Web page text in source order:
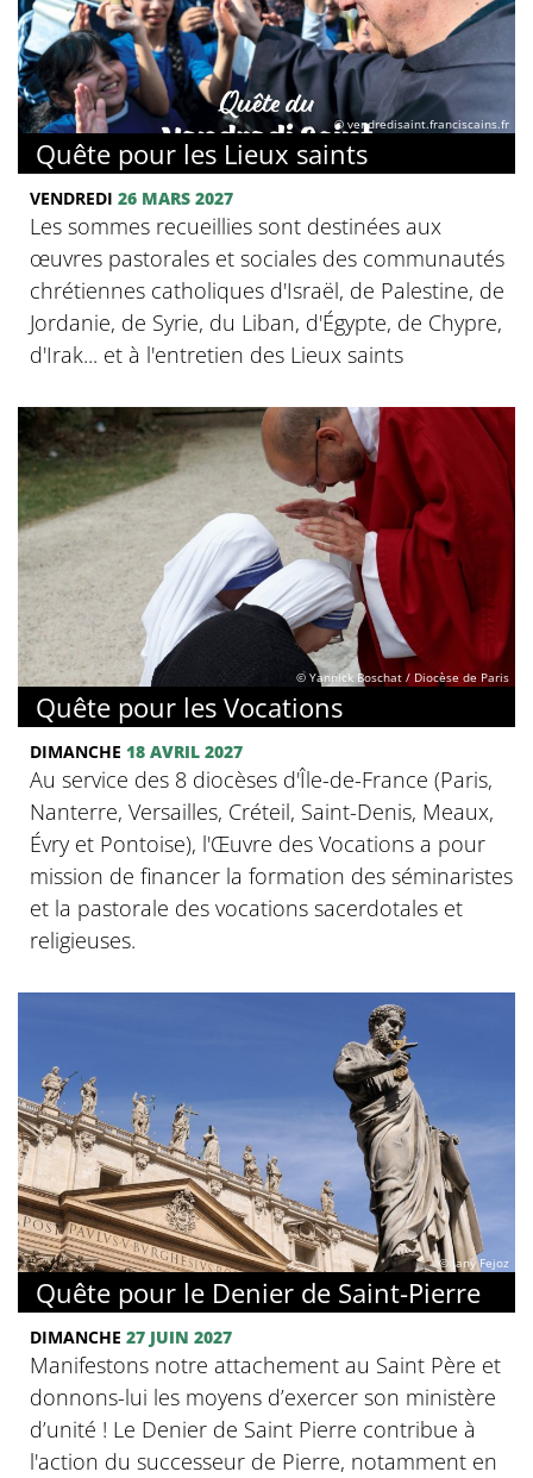
© vendredisaint.franciscains.fr
Quête pour les Lieux saints
VENDREDI 26 MARS 2027
Les sommes recueillies sont destinées aux
œuvres pastorales et sociales des communautés
chrétiennes catholiques d'Israël, de Palestine, de
Jordanie, de Syrie, du Liban, d'Égypte, de Chypre,
d'Irak... et à l'entretien des Lieux saints
© Yannick Boschat / Diocèse de Paris
Quête pour les Vocations
DIMANCHE 18 AVRIL 2027
Au service des 8 diocèses d'Île-de-France (Paris,
Nanterre, Versailles, Créteil, Saint-Denis, Meaux,
Évry et Pontoise), l'Œuvre des Vocations a pour
mission de financer la formation des séminaristes
et la pastorale des vocations sacerdotales et
religieuses.
© Jany Fejoz
Quête pour le Denier de Saint-Pierre
DIMANCHE 27 JUIN 2027
Manifestons notre attachement au Saint Père et
donnons-lui les moyens d’exercer son ministère
d’unité ! Le Denier de Saint Pierre contribue à
l'action du successeur de Pierre, notamment en